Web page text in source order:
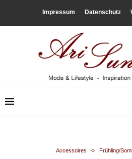
Impressum Datenschutz
Accessoires Frühling/